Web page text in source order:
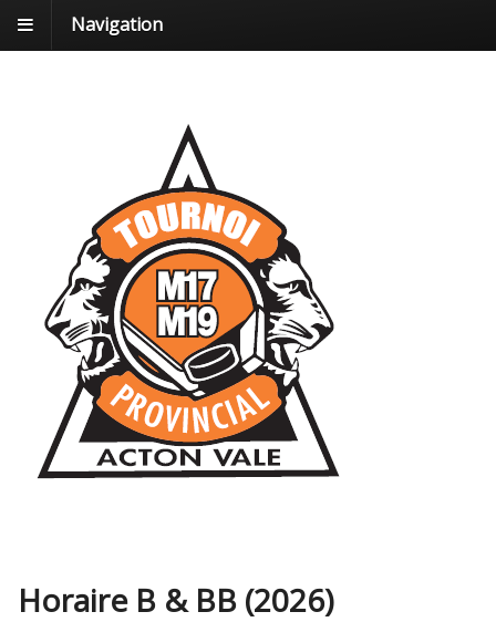
Navigation
Horaire B & BB (2026)